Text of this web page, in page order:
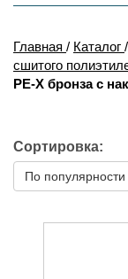
Главная / Каталог /
сшитого
PE-X бронза с
Сортировка:
По популярности